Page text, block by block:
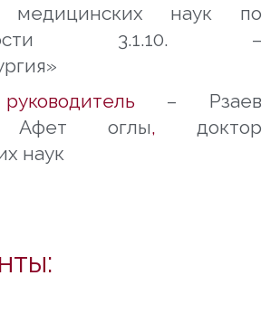
медицинских наук по
3.1.10. –
– Рзаев
Афет оглы, доктор
наук